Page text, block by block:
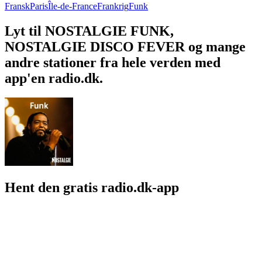
FranskParisÎle-de-FranceFrankrigFunk
Lyt til NOSTALGIE FUNK,
NOSTALGIE DISCO FEVER og mange
andre stationer fra hele verden med
app'en radio.dk.
Hent den gratis radio.dk-app